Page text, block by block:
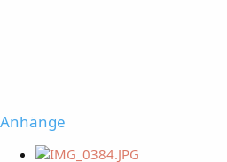
Anhänge